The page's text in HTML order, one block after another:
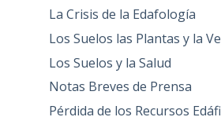
La Crisis de la Edafología
Los Suelos las Plantas y la
Los Suelos y la Salud
Notas Breves de Prensa
Pérdida de los Recursos